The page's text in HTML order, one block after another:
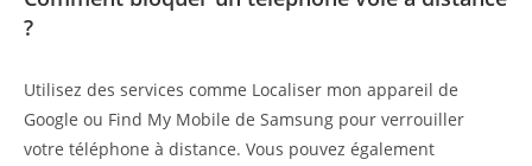
?
Utilisez des services comme Localiser mon appareil de
Google ou Find My Mobile de Samsung pour verrouiller
votre téléphone à distance. Vous pouvez également